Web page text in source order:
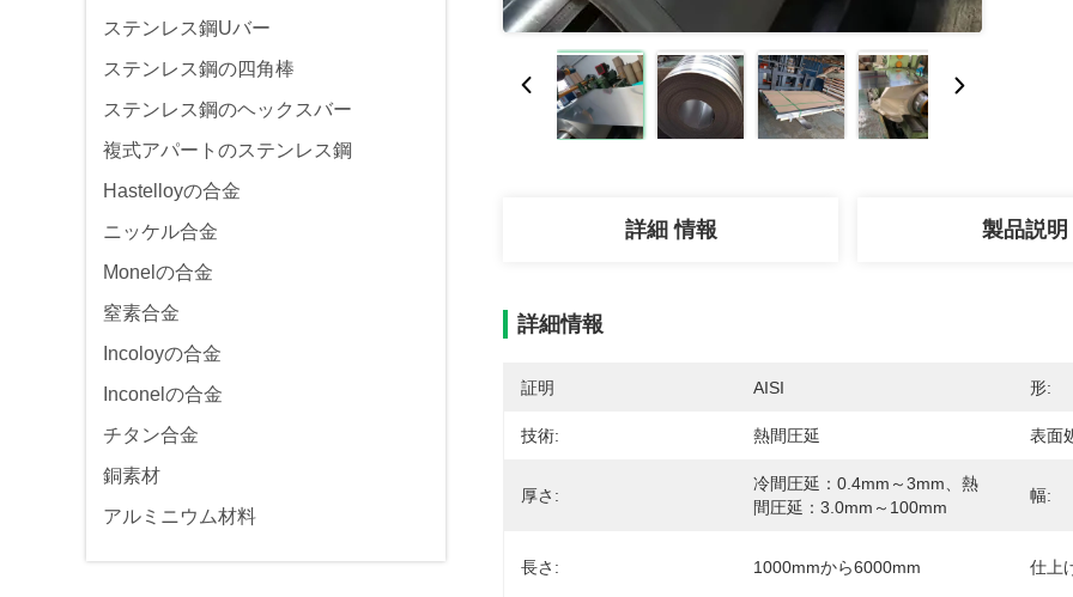
ステンレス鋼Uバー
ステンレス鋼の四角棒
ステンレス鋼のヘックスバー
複式アパートのステンレス鋼
Hastelloyの合金
ニッケル合金
Monelの合金
窒素合金
Incoloyの合金
Inconelの合金
チタン合金
銅素材
アルミニウム材料
詳細 情報 製品説明
詳細情報
証明 AISI 形:
技術: 熱間圧延 表面
厚さ:
冷間圧延：0.4mm～3mm、熱
間圧延：3.0mm～100mm
幅:
長さ: 1000mmから6000mm 仕上